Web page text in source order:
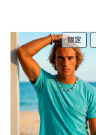
限定